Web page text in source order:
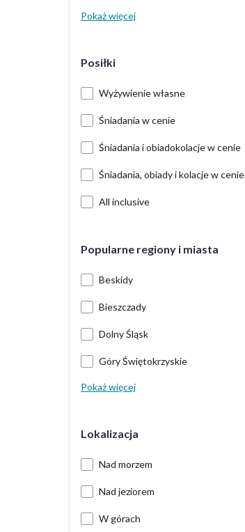
Pokaż więcej
Posiłki
Wyżywienie własne
Śniadania w cenie
Śniadania i obiadokolacje w cenie
Śniadania, obiady i kolacje w cenie
All inclusive
Popularne regiony i miasta
Beskidy
Bieszczady
Dolny Śląsk
Góry Świętokrzyskie
Pokaż więcej
Lokalizacja
Nad morzem
Nad jeziorem
W górach